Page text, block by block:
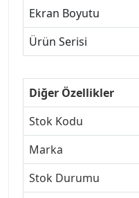
Ekran Boyutu
Ürün Serisi
Diğer Özellikler
Stok Kodu
Marka
Stok Durumu